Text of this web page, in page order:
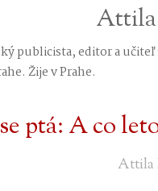
Attila
publicista, editor a
Žije v Prahe.
ptá: A co
Attila